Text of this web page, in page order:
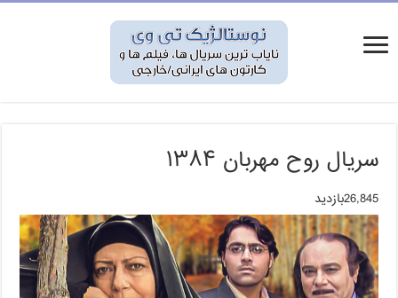
سریال روح مهربان ۱۳۸۴
26,845بازدید